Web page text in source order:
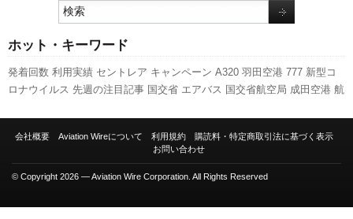
ホット・キーワード
発着回数 利用実績 セントレア キャンペーン A320 羽田空港 777 新型コ
ロナウイルス 先週の注目記事 国交省 エアバス 国交省航空局 成田空港 航
チ・アビエーション 実績 ANAホールディングス 客室乗務員 関西空港 新
会社概要 Aviation Wireについて 利用規約
購読料・特定商取引法に基づく表示
お問い合わせ
© Copyright 2026 — Aviation Wire Corporation. All Rights Reserved